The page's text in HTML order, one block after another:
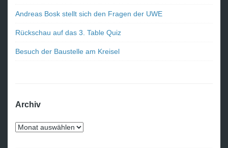
Andreas Bosk stellt sich den Fragen der UWE
Rückschau auf das 3. Table Quiz
Besuch der Baustelle am Kreisel
Archiv